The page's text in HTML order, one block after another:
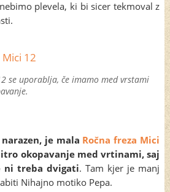
plevela, ki bi sicer tekmoval z
se uporablja, če imamo med vrstami
je mala Ročna freza Mici
okopavanje med vrtinami, saj
ni treba dvigati. Tam kjer je manj
Nihajno motiko Pepa.